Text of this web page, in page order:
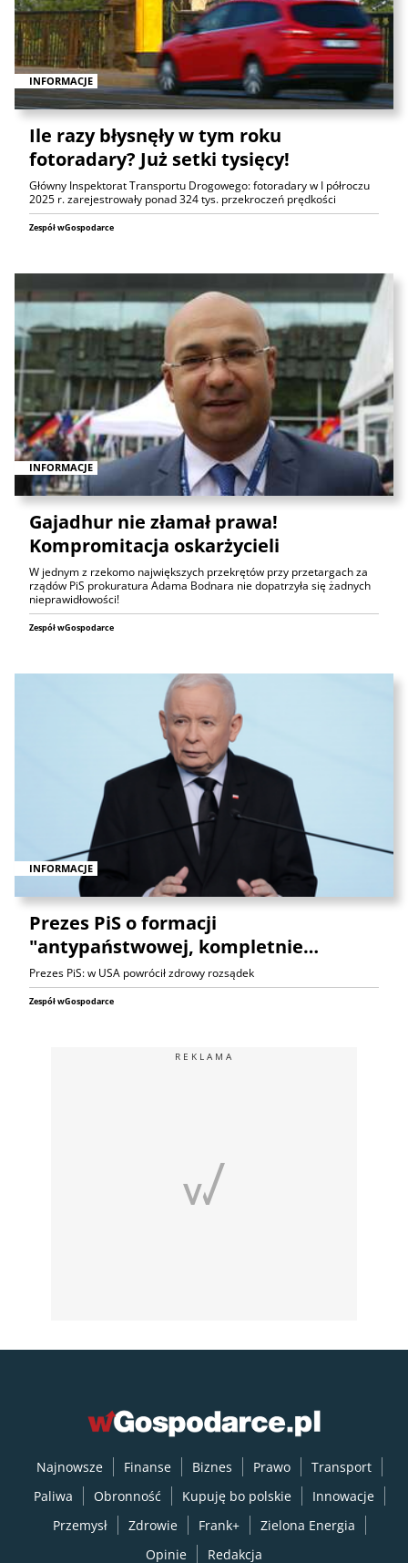
INFORMACJE
Ile razy błysnęły w tym roku
fotoradary? Już setki tysięcy!
Główny Inspektorat Transportu Drogowego: fotoradary w I półroczu
2025 r. zarejestrowały ponad 324 tys. przekroczeń prędkości
Zespół wGospodarce
INFORMACJE
Gajadhur nie złamał prawa!
Kompromitacja oskarżycieli
W jednym z rzekomo największych przekrętów przy przetargach za
rządów PiS prokuratura Adama Bodnara nie dopatrzyła się żadnych
nieprawidłowości!
Zespół wGospodarce
INFORMACJE
Prezes PiS o formacji
"antypaństwowej, kompletnie…
Prezes PiS: w USA powrócił zdrowy rozsądek
Zespół wGospodarce
REKLAMA
Najnowsze Finanse Biznes Prawo
Transport
Paliwa
Obronność Kupuję bo polskie
Innowacje
Przemysł
Zdrowie Frank+
Zielona Energia
Opinie
Redakcja